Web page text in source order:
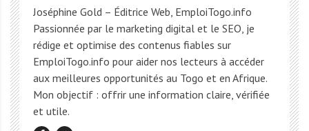
Joséphine Gold – Éditrice Web, EmploiTogo.info
Passionnée par le marketing digital et le SEO, je
rédige et optimise des contenus fiables sur
EmploiTogo.info pour aider nos lecteurs à accéder
aux meilleures opportunités au Togo et en Afrique.
Mon objectif : offrir une information claire, vérifiée
et utile.